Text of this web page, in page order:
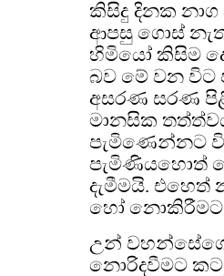
කිසිදු දිනක
ආපසු ගොස්
හිමියෝ කිසිම
බව මේ වන
අසරණ සරණ
මානසික
පැමිණෙන්නට
පැමිණියහොත්
දැමීමයි. එහෙත්
හෝ නොකිරීමට
උන්
නොරිදවීමට